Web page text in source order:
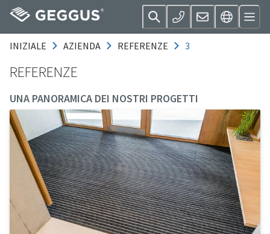
INIZIALE AZIENDA REFERENZE 3
REFERENZE
UNA PANORAMICA DEI NOSTRI PROGETTI